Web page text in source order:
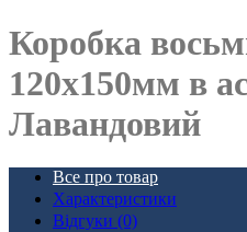
Коробка
120х150мм в
Лавандовий
Все про товар
Характеристики
Відгуки (0)